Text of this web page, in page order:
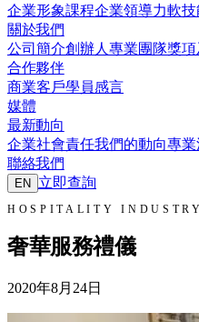
企業形象課程企業領導力軟技
關於我們
公司簡介創辦人 專業團隊獎
合作夥伴
商業客戶學員感言
媒體
最新動向
企業社會責任我們的動向專業
聯絡我們
EN 立即查詢
HOSPITALITY
奢華服務禮儀
2020年8月24日